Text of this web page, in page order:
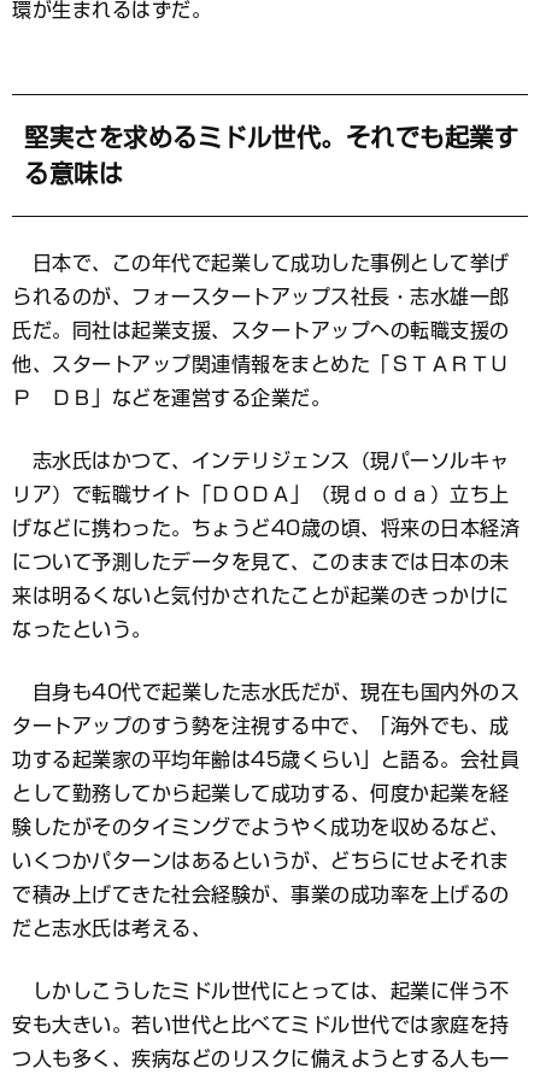
環が生まれるはずだ。
堅実さを求めるミドル世代。それでも起業す
る意味は
日本で、この年代で起業して成功した事例として挙げ
られるのが、フォースタートアップス社長・志水雄一郎
氏だ。同社は起業支援、スタートアップへの転職支援の
他、スタートアップ関連情報をまとめた「ＳＴＡＲＴＵ
Ｐ ＤＢ」などを運営する企業だ。
志水氏はかつて、インテリジェンス（現パーソルキャ
リア）で転職サイト「ＤＯＤＡ」（現ｄｏｄａ）立ち上
げなどに携わった。ちょうど40歳の頃、将来の日本経済
について予測したデータを見て、このままでは日本の未
来は明るくないと気付かされたことが起業のきっかけに
なったという。
自身も40代で起業した志水氏だが、現在も国内外のス
タートアップのすう勢を注視する中で、「海外でも、成
功する起業家の平均年齢は45歳くらい」と語る。会社員
として勤務してから起業して成功する、何度か起業を経
験したがそのタイミングでようやく成功を収めるなど、
いくつかパターンはあるというが、どちらにせよそれま
で積み上げてきた社会経験が、事業の成功率を上げるの
だと志水氏は考える、
しかしこうしたミドル世代にとっては、起業に伴う不
安も大きい。若い世代と比べてミドル世代では家庭を持
つ人も多く、疾病などのリスクに備えようとする人も一